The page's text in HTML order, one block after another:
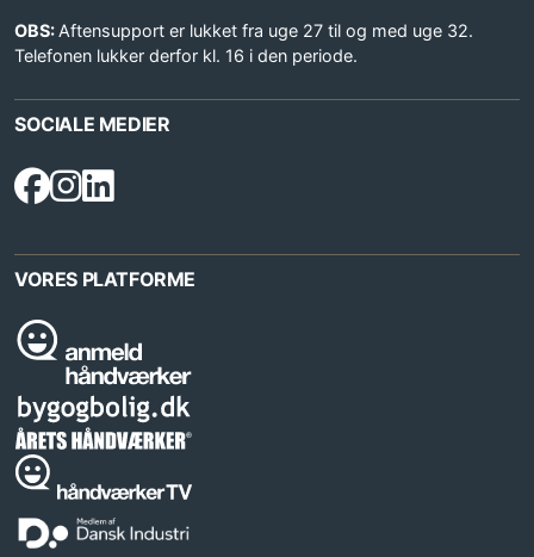
OBS: Aftensupport er lukket fra uge 27 til og med uge 32.
Telefonen lukker derfor kl. 16 i den periode.
SOCIALE MEDIER
VORES PLATFORME